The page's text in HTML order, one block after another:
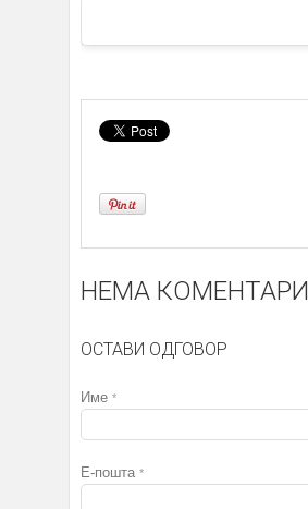
НЕМА КОМЕНТАРИ
ОСТАВИ ОДГОВОР
Име *
Е-пошта *